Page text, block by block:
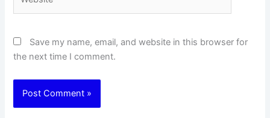
Save my name, email, and website in this browser for
the next time I comment.